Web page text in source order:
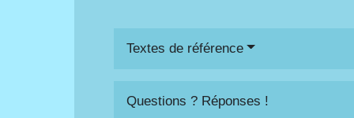
Textes de référence
Questions ? Réponses !